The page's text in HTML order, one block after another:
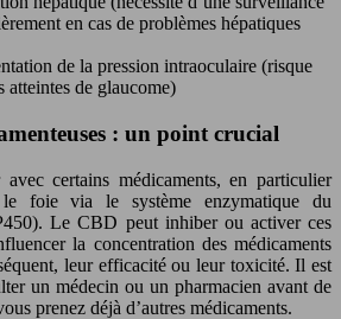
en cas de problèmes hépatiques
de la pression intraoculaire (risque
atteintes de glaucome)
: un point crucial
certains médicaments, en particulier
foie via le système enzymatique du
Le CBD peut inhiber ou activer ces
la concentration des médicaments
leur efficacité ou leur toxicité. Il est
un médecin ou un pharmacien avant de
prenez déjà d’autres médicaments.